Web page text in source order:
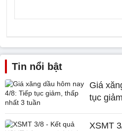
Tin nổi bật
Giá
tục
XSMT